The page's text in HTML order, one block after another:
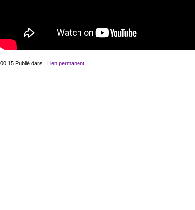
00:15 Publié dans Lien permanent